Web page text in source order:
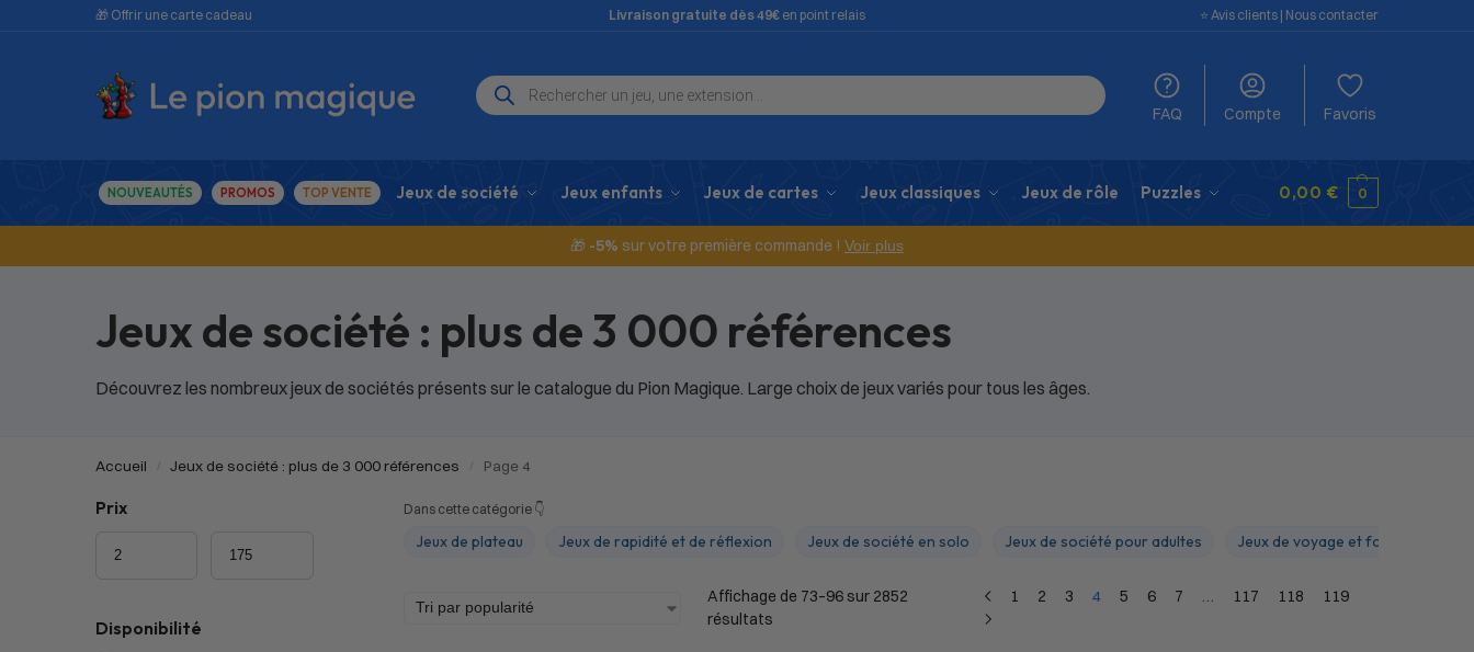
🎁 Offrir une carte cadeau Livraison gratuite dès 49€ en point relais ⭐️ Avis clients | Nous contacter
FAQ Compte Favoris
NOUVEAUTÉS PROMOS TOP VENTE Jeux de société Jeux enfants Jeux de cartes Jeux classiques Jeux de rôle Puzzles 0,00 € 0
🎁 -5% sur votre première commande ! Voir plus
Jeux de société : plus de 3 000 références
Découvrez les nombreux jeux de sociétés présents sur le catalogue du Pion Magique. Large choix de jeux variés pour tous les âges.
Accueil Jeux de société : plus de 3 000 références Page 4
Dans cette catégorie 👇
Jeux de plateau Jeux de rapidité et de réflexion Jeux de société en solo Jeux de société pour adultes Jeux de voyage et formats pocket
Affichage de 73–96 sur 2852
résultats
1 2 3 4 5 6 7 117 118 119
Prix
Disponibilité